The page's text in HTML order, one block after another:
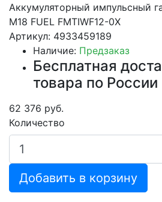
Аккумуляторный импульсный
M18 FUEL FMTIWF12-0X
Артикул: 4933459189
Наличие: Предзаказ
Бесплатная
товара по России
62 376 руб.
Количество
Добавить в корзину